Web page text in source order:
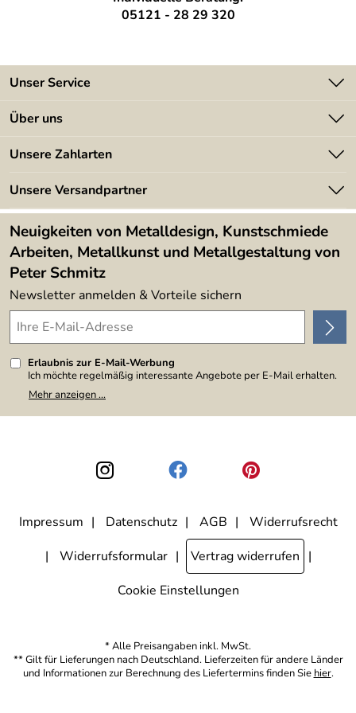
05121 - 28 29 320
Unser Service
Kontakt
Kundeninformationen
Newsletter
Lieferbedingungen
Über uns
Angebote
Kundenbewertungen (394)
4,9/5
Unsere Zahlarten
Unsere Versandpartner
Neuigkeiten von Metalldesign, Kunstschmiede
Arbeiten, Metallkunst und Metallgestaltung von
Peter Schmitz
Newsletter anmelden & Vorteile sichern
Erlaubnis zur E-Mail-Werbung
Ich möchte regelmäßig interessante Angebote per E-Mail erhalten.
Meine E-Mail-Adresse wird nicht an andere Unternehmen
weitergegeben. Zu statistischen Zwecken wird in anonymer Form
den Link "Abmelden" am Ende des Newsletters anklicke. Die
Datenschutzerklärung
habe ich zur Kenntnis genommen.
Mehr anzeigen ...
Impressum Datenschutz AGB
Widerrufsrecht
Widerrufsformular
Vertrag widerrufen
Cookie Einstellungen
* Alle Preisangaben inkl. MwSt.
** Gilt für Lieferungen nach Deutschland. Lieferzeiten für andere Länder
und Informationen zur Berechnung des Liefertermins finden Sie hier.